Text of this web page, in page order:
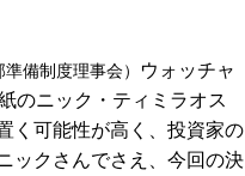
準備制度理事会）
ウォッチャ
のニック・ティミラオス
く可能性が高く、投資家の
ックさんでさえ、今回の決